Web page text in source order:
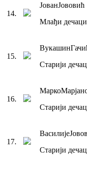
14.
ЈованЈововић
Млађи дечаци
15.
Вукашин
Старији
16.
Марко
Старији
17.
Василије
Старији